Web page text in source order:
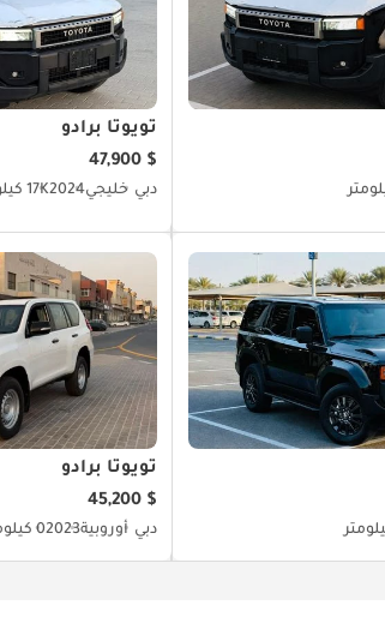
تويوتا برادو
$ 47,900
دبي خليجي202417K كيلومتر
تويوتا برادو
$ 45,200
دبي أوروبية20230 كيلومتر